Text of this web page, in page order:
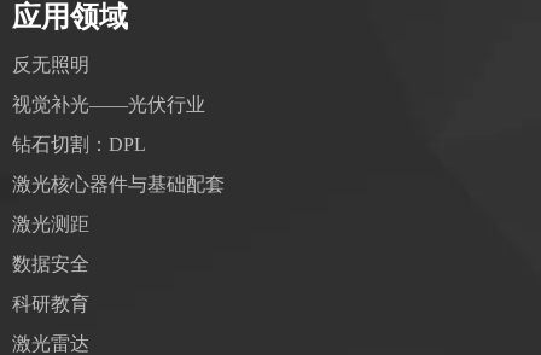
应用领域
反无照明
视觉补光——光伏行业
钻石切割：DPL
激光核心器件与基础配套
激光测距
数据安全
科研教育
激光雷达